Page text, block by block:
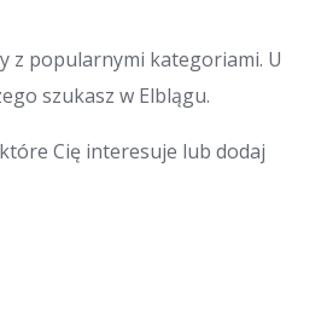
z popularnymi kategoriami. U
szukasz w Elblągu.
Cię interesuje lub dodaj